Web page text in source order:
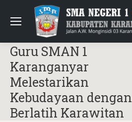
Guru SMAN 1
Karanganyar
Melestarikan
Kebudayaan dengan
Berlatih Karawitan